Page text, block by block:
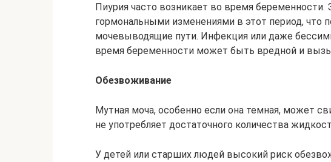
Пиурия часто возникает во время беременности.
гормональными изменениями в этот период, что
мочевыводящие пути. Инфекция или даже
время беременности может быть вредной и
Обезвоживание
Мутная моча, особенно если она темная, может
не употребляет достаточного количества
У детей или старших людей высокий риск